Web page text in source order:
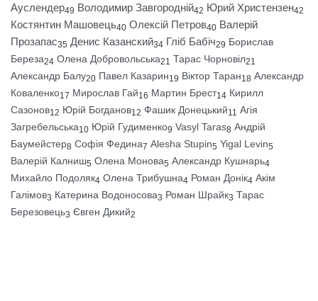
Ауслендер49 Володимир Завгородній42 Юрий Христензен42
Костянтин Машовець40 Олексій Петров40 Валерій
Прозапас35 Денис Казанский34 Гліб Бабіч29 Борислав
Береза24 Олена Добровольська21 Тарас Чорновіл21
Александр Балу20 Павел Казарин19 Віктор Таран18 Александр
Коваленко17 Мирослав Гай16 Мартин Брест14 Кирилл
Сазонов12 Юрій Богданов12 Фашик Донецький11 Агія
Загребельська10 Юрій Гудименко9 Vasyl Taras8 Андрій
Баумейстер8 Софія Федина7 Alesha Stupin5 Yigal Levin5
Валерій Калниш5 Олена Монова5 Александр Кушнарь4
Михайло Подоляк4 Олена Трибушна4 Роман Донік4 Акім
Галімов3 Катерина Водоносова3 Роман Шрайк3 Тарас
Березовець3 Євген Дикий2